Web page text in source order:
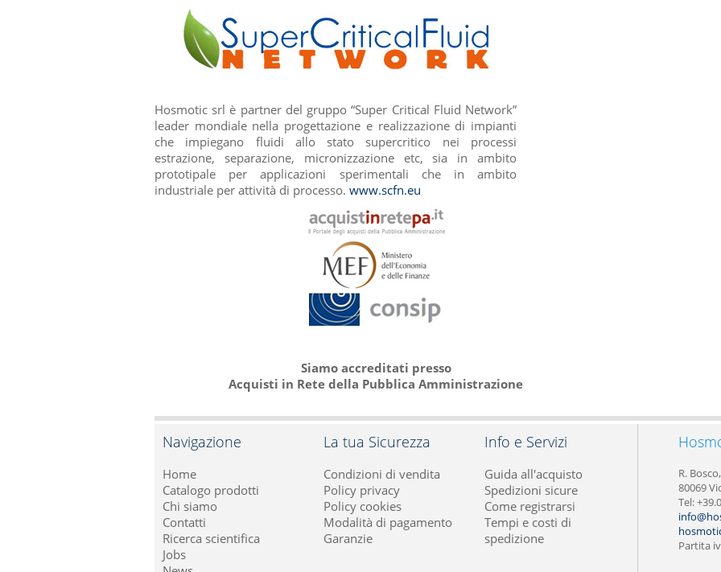
Hosmotic srl è partner del gruppo “Super Critical Fluid Network”
leader mondiale nella progettazione e realizzazione di impianti
che impiegano fluidi allo stato supercritico nei processi
estrazione, separazione, micronizzazione etc, sia in ambito
prototipale per applicazioni sperimentali che in ambito
industriale per attività di processo. www.scfn.eu
Siamo accreditati presso
Acquisti in Rete della Pubblica Amministrazione
Navigazione
Home
Catalogo prodotti
Chi siamo
Contatti
Ricerca scientifica
Jobs
La tua Sicurezza
Condizioni di vendita
Policy privacy
Policy cookies
Modalità di pagamento
Garanzie
Info e Servizi
Guida all'acquisto
Spedizioni sicure
Come registrarsi
Tempi e costi di
spedizione
R.
80069
Tel:
Partita